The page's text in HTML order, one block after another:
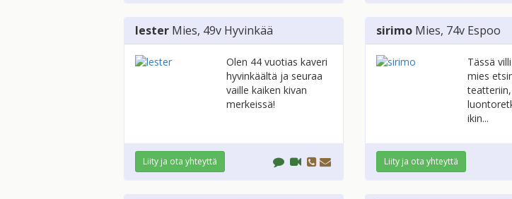
lester Mies, 49v Hyvinkää
Olen 44 vuotias kaveri
hyvinkäältä ja seuraa
vaille kaiken kivan
merkeissä!
Liity ja ota yhteyttä
sirimo Mies, 74v Espoo
Tässä
mies
ikin...
Liity ja ota yhteyttä